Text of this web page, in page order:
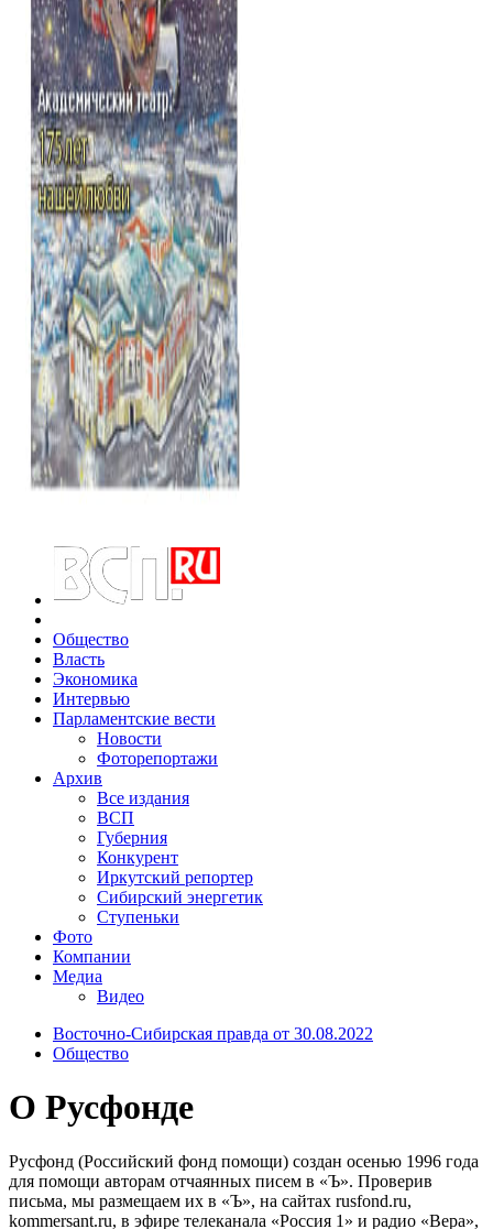
Общество
Власть
Экономика
Интервью
Парламентские вести
Новости
Фоторепортажи
Архив
Все издания
ВСП
Губерния
Конкурент
Иркутский репортер
Сибирский энергетик
Ступеньки
Фото
Компании
Медиа
Видео
Восточно-Сибирская правда от 30.08.2022
Общество
О Русфонде
Русфонд (Российский фонд помощи) создан осенью 1996 года
для помощи авторам отчаянных писем в «Ъ». Проверив
письма, мы размещаем их в «Ъ», на сайтах rusfond.ru,
kommersant.ru, в эфире телеканала «Россия​ 1» и радио «Вера»,